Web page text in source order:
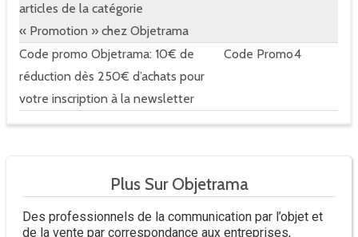
articles de la catégorie
« Promotion » chez Objetrama
Code promo Objetrama: 10€ de
réduction dès 250€ d’achats pour
votre inscription à la newsletter
Code Promo4
Plus Sur Objetrama
Des professionnels de la communication par l’objet et
de la vente par correspondance aux entreprises,